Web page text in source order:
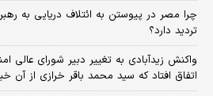
چرا مصر در پیوستن به ائتلاف دریایی به
تردید دارد؟
واکنش زیدآبادی به تغییر دبیر شورای
اتفاق افتاد که سید محمد باقر خرازی از آن